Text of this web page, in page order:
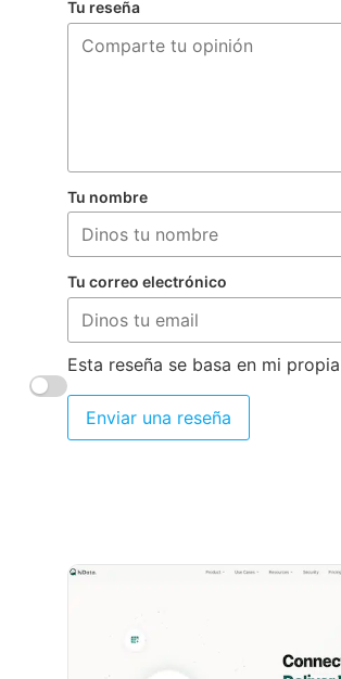
Tu reseña
Tu nombre
Tu correo electrónico
Esta reseña se basa en mi
Enviar una reseña